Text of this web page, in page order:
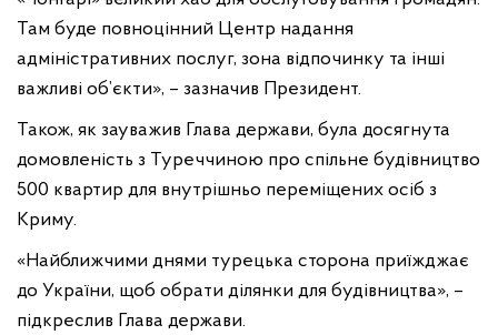
Там буде повноцінний Центр надання
адміністративних послуг, зона відпочинку та інші
важливі об’єкти», – зазначив Президент.
Також, як зауважив Глава держави, була досягнута
домовленість з Туреччиною про спільне будівництво
500 квартир для внутрішньо переміщених осіб з
Криму.
«Найближчими днями турецька сторона приїжджає
до України, щоб обрати ділянки для будівництва», –
підкреслив Глава держави.